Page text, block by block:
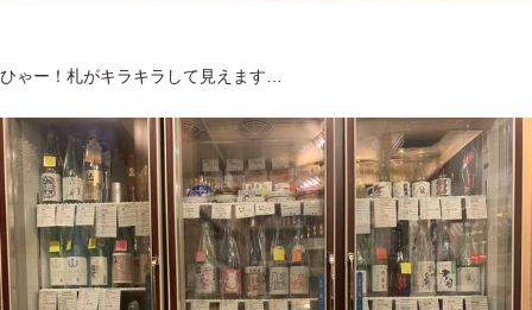
ひゃー！札がキラキラして見えます…